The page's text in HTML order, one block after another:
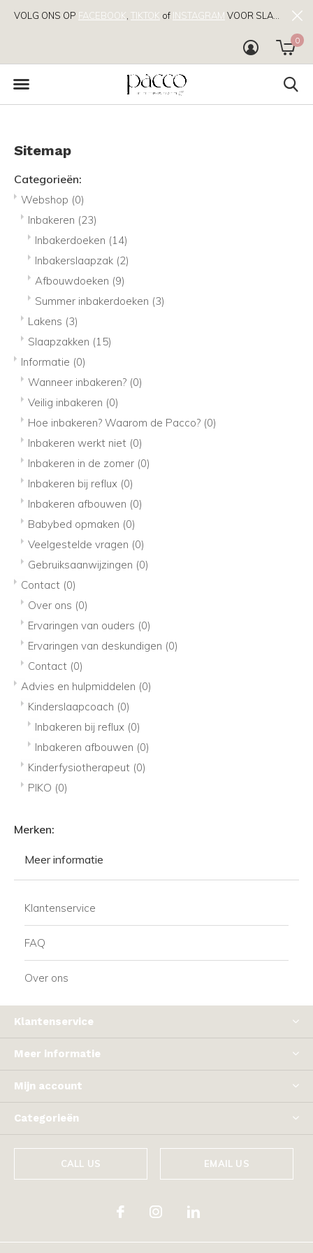
0
VOLG ONS OP FACEBOOK TIKTOK of INSTAGRAM VOOR SLAAPTIPS!
Sitemap
Categorieën:
Webshop (0)
Inbakeren (23)
Inbakerdoeken (14)
Inbakerslaapzak (2)
Afbouwdoeken (9)
Summer inbakerdoeken (3)
Lakens (3)
Slaapzakken (15)
Informatie (0)
Wanneer inbakeren? (0)
Veilig inbakeren (0)
Hoe inbakeren? Waarom de Pacco? (0)
Inbakeren werkt niet (0)
Inbakeren in de zomer (0)
Inbakeren bij reflux (0)
Inbakeren afbouwen (0)
Babybed opmaken (0)
Veelgestelde vragen (0)
Gebruiksaanwijzingen (0)
Contact (0)
Over ons (0)
Ervaringen van ouders (0)
Ervaringen van deskundigen (0)
Contact (0)
Advies en hulpmiddelen (0)
Kinderslaapcoach (0)
Inbakeren bij reflux (0)
Inbakeren afbouwen (0)
Kinderfysiotherapeut (0)
PIKO (0)
Merken:
Meer informatie
Klantenservice
FAQ
Over ons
Klantenservice
Meer informatie
Mijn account
Categorieën
CALL US EMAIL US